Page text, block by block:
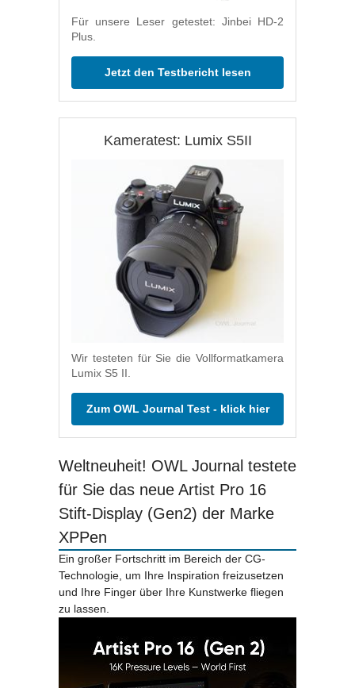
Für unsere Leser getestet: Jinbei HD-2
Plus.
Jetzt den Testbericht lesen
Kameratest: Lumix S5II
Wir testeten für Sie die Vollformatkamera
Lumix S5 II.
Zum OWL Journal Test - klick hier
Weltneuheit! OWL Journal testete
für Sie das neue Artist Pro 16
Stift-Display (Gen2) der Marke
XPPen
Ein großer Fortschritt im Bereich der CG-
Technologie, um Ihre Inspiration freizusetzen
und Ihre Finger über Ihre Kunstwerke fliegen
zu lassen.